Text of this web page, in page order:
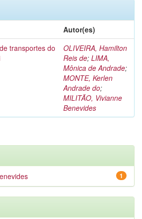
Autor(es)
transportes do
OLIVEIRA, Hamilton
Reis de; LIMA,
Mônica de Andrade;
MONTE, Kerlen
Andrade do;
MILITÃO, Vivianne
Benevides
1